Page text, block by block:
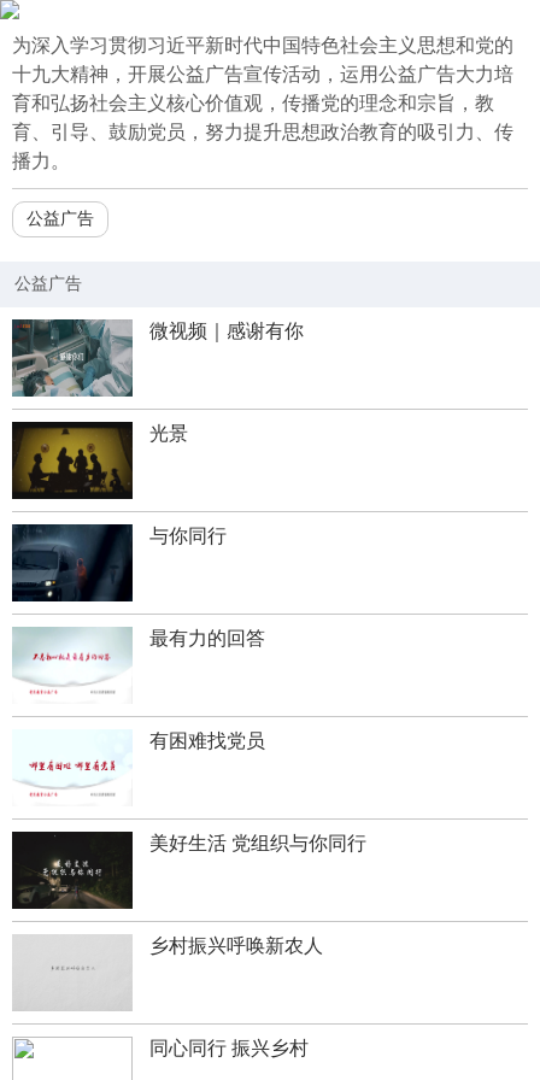
为深入学习贯彻习近平新时代中国特色社会主义思想和党的
十九大精神，开展公益广告宣传活动，运用公益广告大力培
育和弘扬社会主义核心价值观，传播党的理念和宗旨，教
育、引导、鼓励党员，努力提升思想政治教育的吸引力、传
播力。
公益广告
公益广告
微视频｜感谢有你
光景
与你同行
最有力的回答
有困难找党员
美好生活 党组织与你同行
乡村振兴呼唤新农人
同心同行 振兴乡村